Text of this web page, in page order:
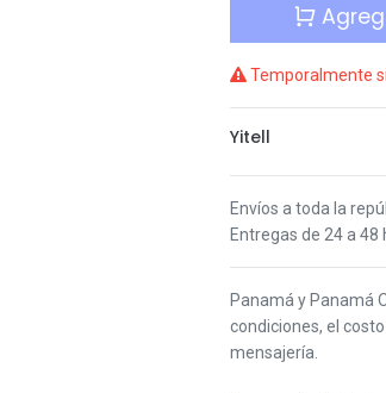
Temporalmente
Yitell
Envíos a toda la
Entregas de 24 a 48
Panamá y Panamá
condiciones, el
mensajería.